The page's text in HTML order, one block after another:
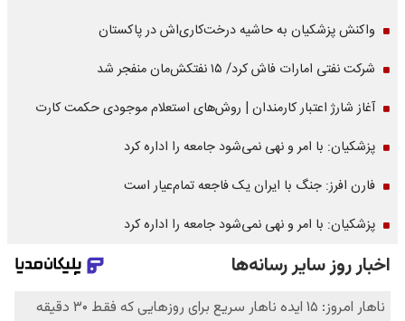
واکنش پزشکیان به حاشیه درخت‌کاری‌اش در پاکستان
شرکت نفتی امارات فاش کرد/ ۱۵ نفتکش‌مان منفجر شد
آغاز شارژ اعتبار کارمندان | روش‌های استعلام موجودی حکمت کارت
پزشکیان: با امر و نهی نمی‌شود جامعه را اداره کرد
فارن افرز: جنگ با ایران یک فاجعه تمام‌عیار است
پزشکیان: با امر و نهی نمی‌شود جامعه را اداره کرد